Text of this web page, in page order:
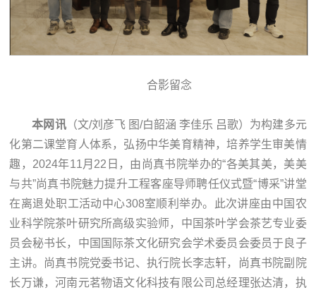
合影留念
本网讯（文/刘彦飞 图/白韶涵 李佳乐 吕歌）为构建多元
化第二课堂育人体系，弘扬中华美育精神，培养学生审美情
趣，2024年11月22日，由尚真书院举办的“各美其美，美美
与共”尚真书院魅力提升工程客座导师聘任仪式暨“博采”讲堂
在离退处职工活动中心308室顺利举办。此次讲座由中国农
业科学院茶叶研究所高级实验师，中国茶叶学会茶艺专业委
员会秘书长，中国国际茶文化研究会学术委员会委员于良子
主讲。尚真书院党委书记、执行院长李志轩，尚真书院副院
长万谦，河南元茗物语文化科技有限公司总经理张达清，执